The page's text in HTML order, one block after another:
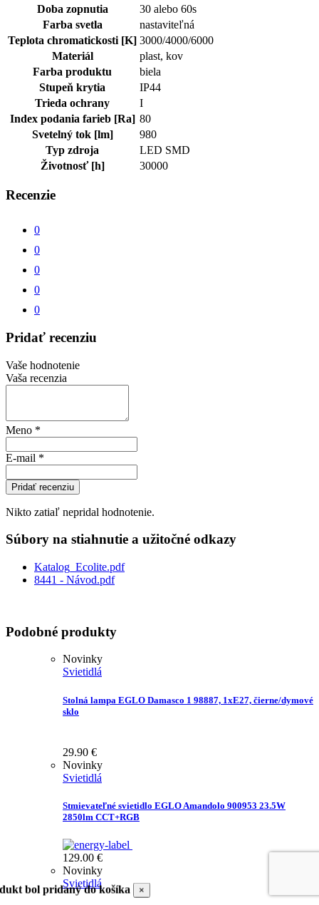
Doba zopnutia
30 alebo 60s
Farba svetla
nastaviteľná
Teplota chromatickosti [K] 3000/4000/6000
Materiál
plast, kov
Farba produktu
biela
Stupeň krytia
IP44
Trieda ochrany
I
Index podania farieb [Ra] 80
Svetelný tok [lm]
980
Typ zdroja
LED SMD
Životnosť [h]
30000
Recenzie
0
0
0
0
0
Pridať recenziu
Vaše hodnotenie
Vaša recenzia
Meno *
E-mail *
Pridať recenziu
Nikto zatiaľ nepridal hodnotenie.
Súbory na stiahnutie a užitočné odkazy
Katalog_Ecolite.pdf
8441 - Návod.pdf
Podobné produkty
Novinky
Svietidlá
Stolná lampa EGLO Damasco 1 98887, 1xE27, čierne/dymové
sklo
29.90 €
Novinky
Svietidlá
Stmievateľné svietidlo EGLO Amandolo 900953 23.5W
2850lm CCT+RGB
129.00 €
Novinky
Svietidlá
bol pridaný do košíka ×